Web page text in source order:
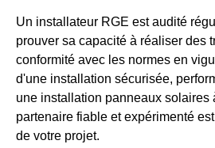
Un installateur RGE est audité
prouver sa capacité à réaliser des
conformité avec les normes en
d'une installation sécurisée,
une installation panneaux solaires
partenaire fiable et expérimenté
de votre projet.